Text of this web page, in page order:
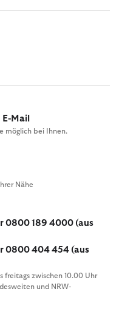
Mail
möglich bei Ihnen.
Nähe
0800 189 4000 (aus
0800 404 454 (aus
freitags zwischen 10.00 Uhr
und NRW-